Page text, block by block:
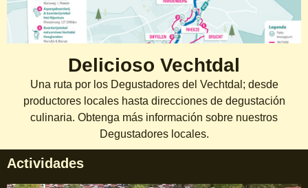
Delicioso Vechtdal
Una ruta por los Degustadores del Vechtdal; desde
productores locales hasta direcciones de degustación
culinaria. Obtenga más información sobre nuestros
Degustadores locales.
Actividades